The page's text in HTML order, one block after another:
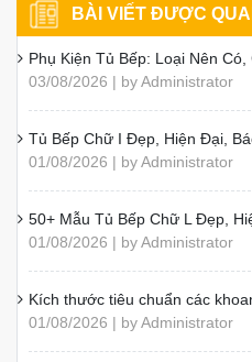
BÀI VIẾT ĐƯỢC
Phụ Kiện Tủ Bếp: Loại Nên
03/08/2026 | by Administrator
Tủ Bếp Chữ I Đẹp, Hiện Đại,
01/08/2026 | by Administrator
50+ Mẫu Tủ Bếp Chữ L Đẹp,
01/08/2026 | by Administrator
Kích thước tiêu chuẩn các
01/08/2026 | by Administrator